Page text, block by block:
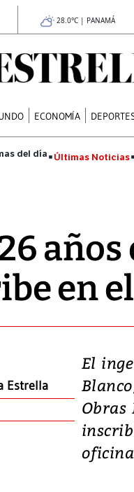
28.0°C | PANAMÁ
ECONOMÍA
Últimas Noticias
en
Estrella
El
Obras